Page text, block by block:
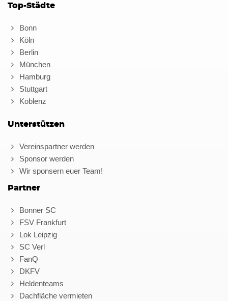
Top-Städte
Bonn
Köln
Berlin
München
Hamburg
Stuttgart
Koblenz
Unterstützen
Vereinspartner werden
Sponsor werden
Wir sponsern euer Team!
Partner
Bonner SC
FSV Frankfurt
Lok Leipzig
SC Verl
FanQ
DKFV
Heldenteams
Dachfläche vermieten